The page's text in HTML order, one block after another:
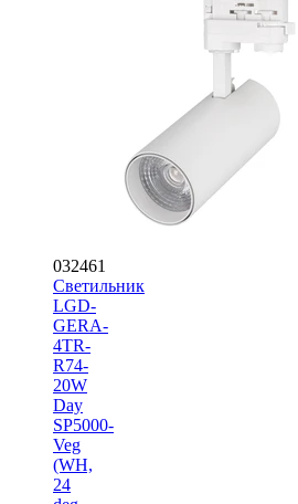
032461
Светильник
LGD-
GERA-
4TR-
R74-
20W
Day
SP5000-
Veg
(WH,
24